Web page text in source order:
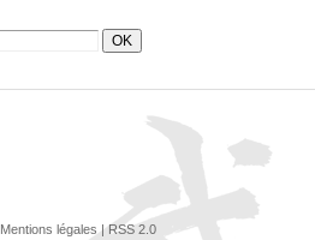
Mentions légales |RSS 2.0